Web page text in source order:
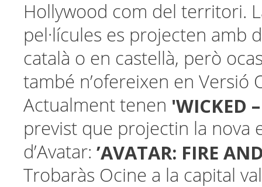
Hollywood com del territori.
pel·lícules es projecten amb
català o en castellà, però
també n’ofereixen en Versió
Actualment tenen 'WICKED
previst que projectin la nova
d’Avatar: ’AVATAR: FIRE
Trobaràs Ocine a la capital